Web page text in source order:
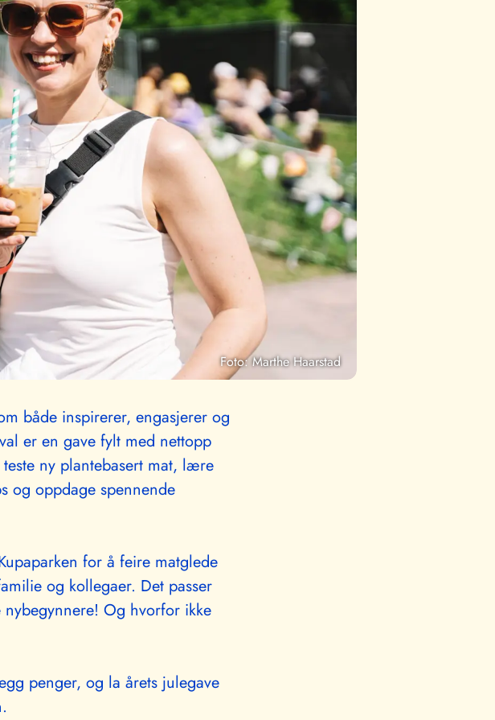
Foto: Marthe Haarstad
både inspirerer, engasjerer og
er en gave fylt med nettopp
ny plantebasert mat, lære
og oppdage spennende
for å feire matglede
og kollegaer. Det passer
Og hvorfor ikke
penger, og la årets julegave